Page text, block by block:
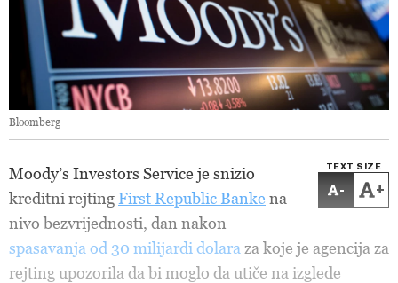
Bloomberg
TEXT SIZE
- +
Moody’s Investors Service je snizio
kreditni rejtingFirst Republic Banke na
nivo bezvrijednosti, dan nakon
spasavanja od 30 milijardi dolara za koje je agencija za
rejting upozorila da bi moglo da utiče na izglede